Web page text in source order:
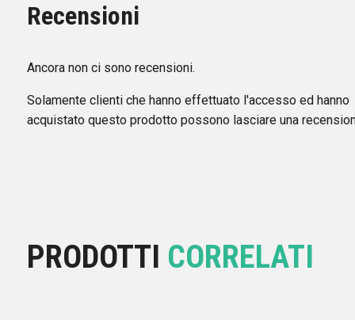
Recensioni
Ancora non ci sono recensioni.
Solamente clienti che hanno effettuato l'accesso ed hanno
acquistato questo prodotto possono lasciare una
PRODOTTI CORRELATI